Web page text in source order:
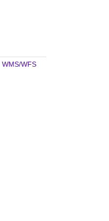
WMS/WFS